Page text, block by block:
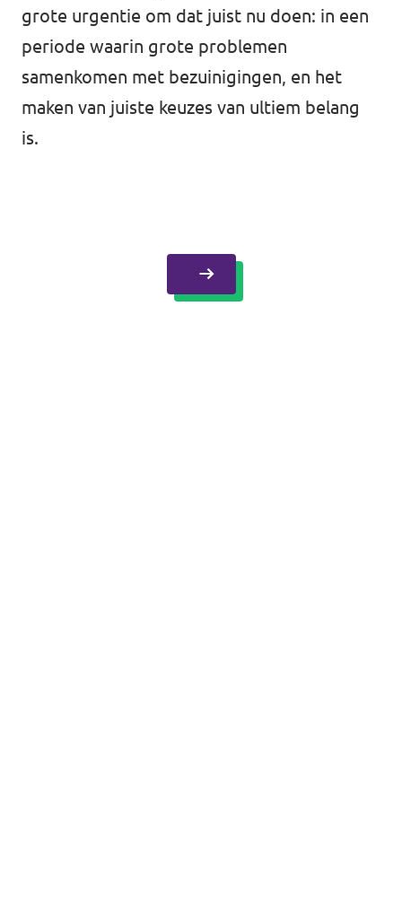
grote urgentie om dat juist nu doen: in een
periode waarin grote problemen
samenkomen met bezuinigingen, en het
maken van juiste keuzes van ultiem belang
is.